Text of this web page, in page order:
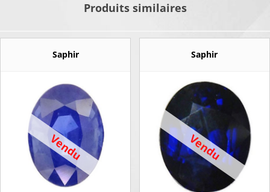
Produits similaires
Saphir
Vendu
Saphir
Vendu